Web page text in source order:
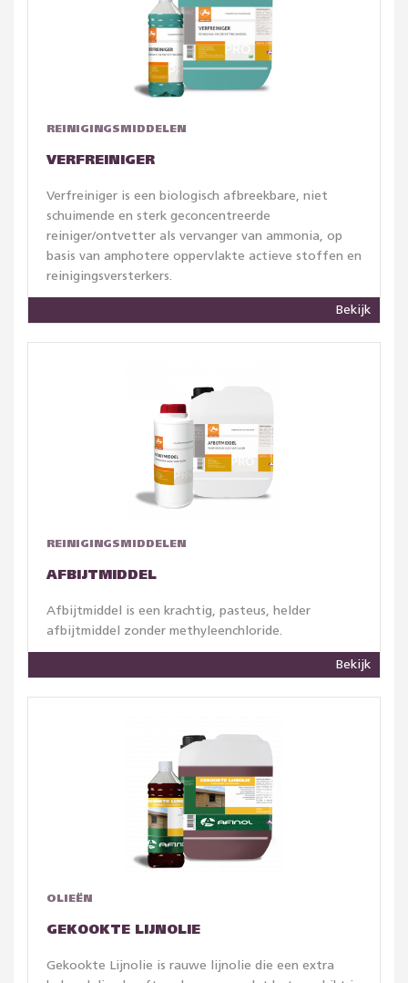
REINIGINGSMIDDELEN
VERFREINIGER
Verfreiniger is een biologisch afbreekbare, niet
schuimende en sterk geconcentreerde
reiniger/ontvetter als vervanger van ammonia, op
basis van amphotere oppervlakte actieve stoffen en
reinigingsversterkers.
Bekijk
REINIGINGSMIDDELEN
AFBIJTMIDDEL
Afbijtmiddel is een krachtig, pasteus, helder
afbijtmiddel zonder methyleenchloride.
Bekijk
OLIEËN
GEKOOKTE LIJNOLIE
Gekookte Lijnolie is rauwe lijnolie die een extra